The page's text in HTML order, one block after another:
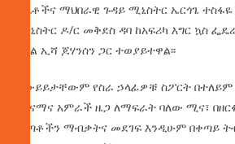
የሴቶችና ማህበራዊ ጉዳይ ሚኒስትር ኤርጎጌ
ሚኒስትር ዶ/ር መቅደስ ዳባ ከአፍሪካ እግር ኳስ
አባል ኢሻ ጆሃንሰን ጋር ተወያይተዋል፡፡
በውይይታቸውም የስራ ኃላፊዎቹ ስፖርት በተለይም
ጤናማና አምራች ዜጋ ለማፍራት ባለው ሚና፣
ወጣቶችን ማብቃትና መደገፍ እንዲሁም በቀጣይ